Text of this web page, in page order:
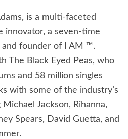
is a multi-faceted
innovator, a seven-time
and founder of I AM ™.
The Black Eyed Peas, who
and 58 million singles
with some of the industry’s
Jackson, Rihanna,
Spears, David Guetta, and